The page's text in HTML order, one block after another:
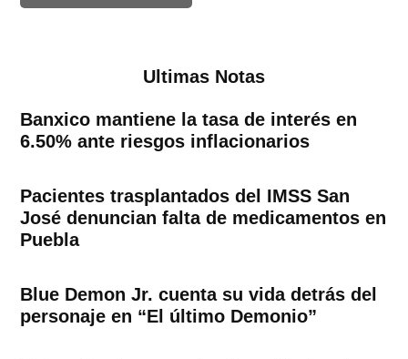
Ultimas Notas
Banxico mantiene la tasa de interés en
6.50% ante riesgos inflacionarios
Pacientes trasplantados del IMSS San
José denuncian falta de medicamentos en
Puebla
Blue Demon Jr. cuenta su vida detrás del
personaje en “El último Demonio”